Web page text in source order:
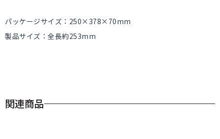
パッケージサイズ：250×378×70mm
製品サイズ：全長約253mm
関連商品